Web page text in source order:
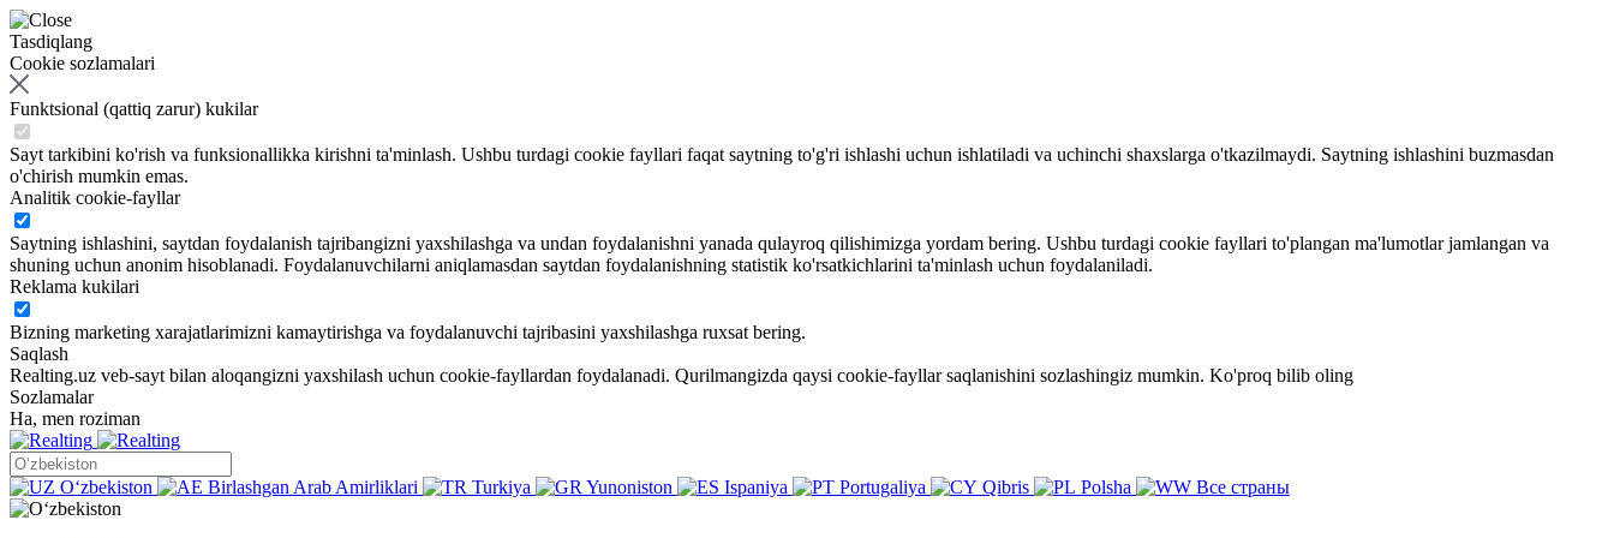
Tasdiqlang
Cookie sozlamalari
Funktsional (qattiq zarur) kukilar
Sayt tarkibini ko'rish va funksionallikka kirishni ta'minlash. Ushbu turdagi cookie fayllari faqat saytning to'g'ri ishlashi uchun ishlatiladi va uchinchi shaxslarga o'tkazilmaydi. Saytning ishlashini buzmasdan
o'chirish mumkin emas.
Analitik cookie-fayllar
Saytning ishlashini, saytdan foydalanish tajribangizni yaxshilashga va undan foydalanishni yanada qulayroq qilishimizga yordam bering. Ushbu turdagi cookie fayllari to'plangan ma'lumotlar jamlangan va
shuning uchun anonim hisoblanadi. Foydalanuvchilarni aniqlamasdan saytdan foydalanishning statistik ko'rsatkichlarini ta'minlash uchun foydalaniladi.
Reklama kukilari
Bizning marketing xarajatlarimizni kamaytirishga va foydalanuvchi tajribasini yaxshilashga ruxsat bering.
Saqlash
Realting.uz veb-sayt bilan aloqangizni yaxshilash uchun cookie-fayllardan foydalanadi. Qurilmangizda qaysi cookie-fayllar saqlanishini sozlashingiz mumkin. Ko'proq bilib oling
Sozlamalar
Ha, men roziman
Oʻzbekiston Birlashgan Arab Amirliklari Turkiya Yunoniston Ispaniya Portugaliya Qibris Polsha Все страны